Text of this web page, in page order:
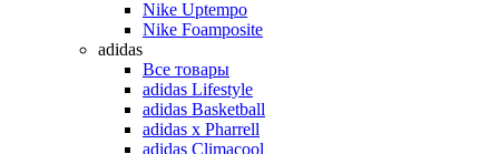
Nike Uptempo
Nike Foamposite
adidas
Все товары
adidas Lifestyle
adidas Basketball
adidas x Pharrell
adidas Climacool